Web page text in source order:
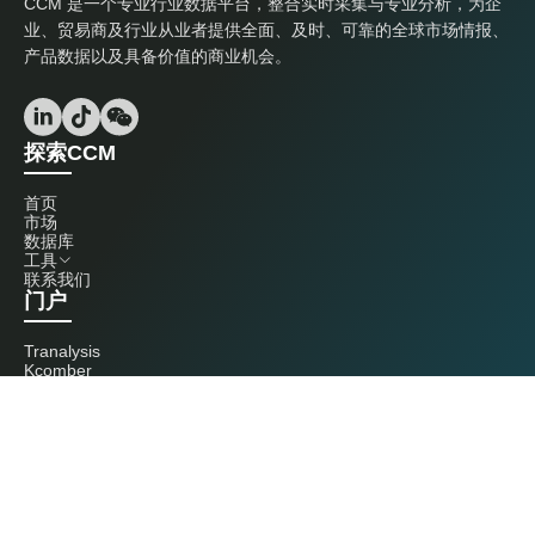
业、贸易商及行业从业者提供全面、及时、可靠的全球市场情报、
产品数据以及具备价值的商业机会。
探索CCM
首页
市场
数据库
工具
联系我们
门户
Tranalysis
Kcomber